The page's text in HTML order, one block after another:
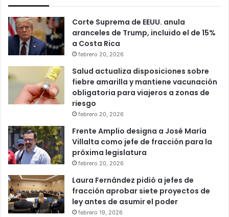
Corte Suprema de EEUU. anula
aranceles de Trump, incluido el de 15%
a Costa Rica
febrero 20, 2026
Salud actualiza disposiciones sobre
fiebre amarilla y mantiene vacunación
obligatoria para viajeros a zonas de
riesgo
febrero 20, 2026
Frente Amplio designa a José María
Villalta como jefe de fracción para la
próxima legislatura
febrero 20, 2026
Laura Fernández pidió a jefes de
fracción aprobar siete proyectos de
ley antes de asumir el poder
febrero 19, 2026